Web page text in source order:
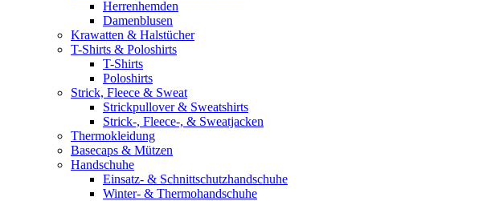
Herrenhemden
Damenblusen
Krawatten & Halstücher
T-Shirts & Poloshirts
T-Shirts
Poloshirts
Strick, Fleece & Sweat
Strickpullover & Sweatshirts
Strick-, Fleece-, & Sweatjacken
Thermokleidung
Basecaps & Mützen
Handschuhe
Einsatz- & Schnittschutzhandschuhe
Winter- & Thermohandschuhe